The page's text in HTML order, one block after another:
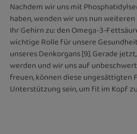
Nachdem wir uns mit
haben, wenden wir uns nun
Ihr Gehirn zu: den Omega-3-
wichtige Rolle für unsere
unseres Denkorgans [9]. Gerade
werden und wir uns auf
freuen, können diese ungesättigten
Unterstützung sein, um fit im Kopf